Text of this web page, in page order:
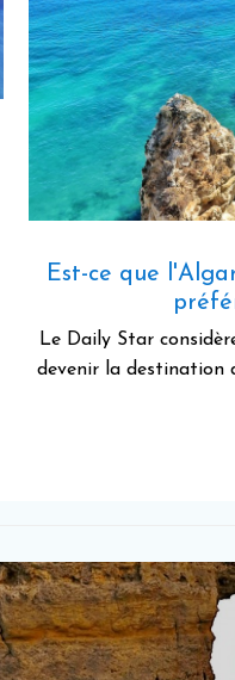
Est-ce que
Le Daily Star
devenir la destination